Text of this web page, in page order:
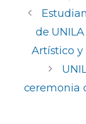
k
de
Artístico y
ceremonia